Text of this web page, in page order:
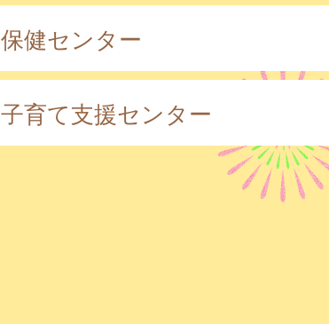
保健センター
子育て支援センター